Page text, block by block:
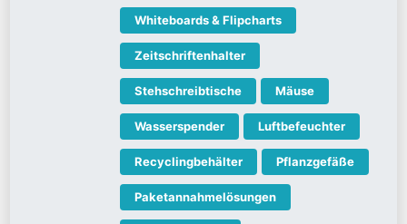
Whiteboards & Flipcharts
Zeitschriftenhalter
Stehschreibtische Mäuse
Wasserspender Luftbefeuchter
Recyclingbehälter Pflanzgefäße
Paketannahmelösungen